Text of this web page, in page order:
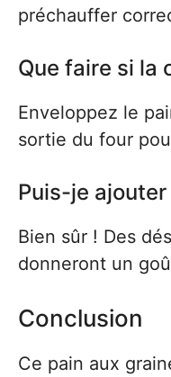
préchauffer
Que faire si la
Enveloppez le
sortie du four
Puis-je
Bien sûr ! Des
donneront un
Conclusion
Ce pain aux